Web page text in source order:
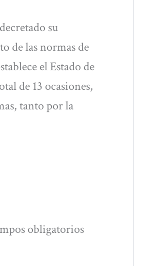
su
de las normas de
el Estado de
de 13 ocasiones,
tanto por la
obligatorios